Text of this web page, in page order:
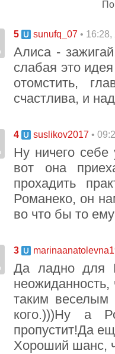
5 sunufq_07 •
Алиса -
слабая это
отомстить,
счастлива, и
4 suslikov2017 •
Ну ничего себе
вот она
прохадить
Романеко, он
во что бы то
3
Да ладно для
таким веселым
кого.)))Ну а
пропустит!Да
Хороший шанс,